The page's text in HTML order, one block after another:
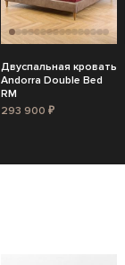
Двуспальная кровать
Andorra Double Bed
RM
293 900 ₽